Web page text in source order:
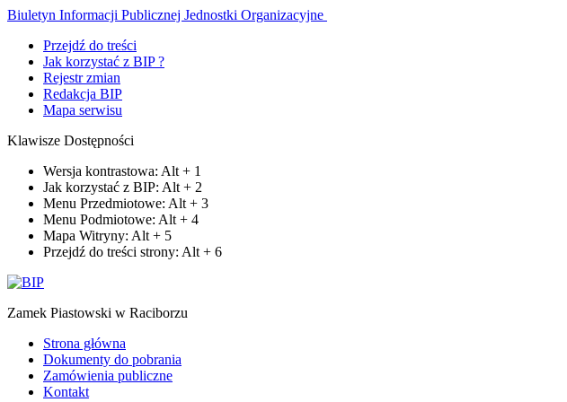
Biuletyn Informacji Publicznej Jednostki Organizacyjne
Przejdź do treści
Jak korzystać z BIP ?
Rejestr zmian
Redakcja BIP
Mapa serwisu
Klawisze Dostępności
Wersja kontrastowa: Alt + 1
Jak korzystać z BIP: Alt + 2
Menu Przedmiotowe: Alt + 3
Menu Podmiotowe: Alt + 4
Mapa Witryny: Alt + 5
Przejdź do treści strony: Alt + 6
Zamek Piastowski w Raciborzu
Strona główna
Dokumenty do pobrania
Zamówienia publiczne
Kontakt